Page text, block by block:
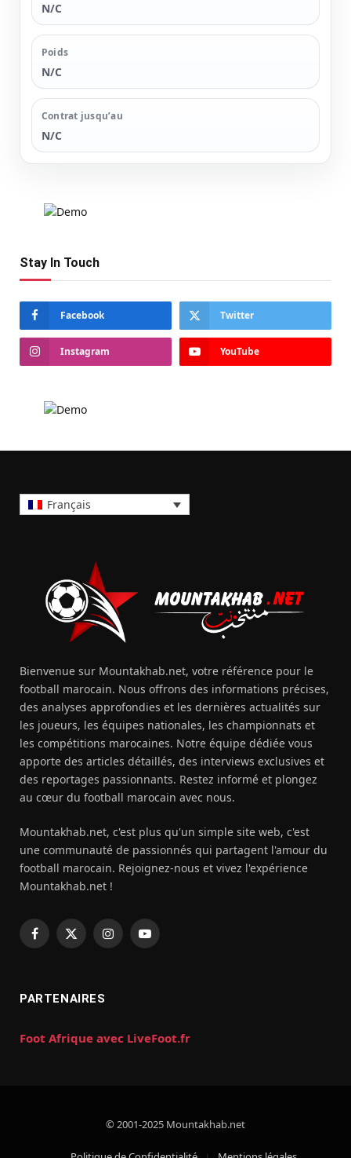
N/C
Poids
N/C
Contrat jusqu’au
N/C
Stay In Touch
Facebook Twitter
Instagram YouTube
Français
Bienvenue sur Mountakhab.net, votre référence pour le
football marocain. Nous offrons des informations précises,
des analyses approfondies et les dernières actualités sur
les joueurs, les équipes nationales, les championnats et
les compétitions marocaines. Notre équipe dédiée vous
apporte des articles détaillés, des interviews exclusives et
des reportages passionnants. Restez informé et plongez
au cœur du football marocain avec nous.
Mountakhab.net, c'est plus qu'un simple site web, c'est
une communauté de passionnés qui partagent l'amour du
football marocain. Rejoignez-nous et vivez l'expérience
Mountakhab.net !
Facebook
X
InstagramYouTube
PARTENAIRES
Foot Afrique avec LiveFoot.fr
© 2001-2025 Mountakhab.net